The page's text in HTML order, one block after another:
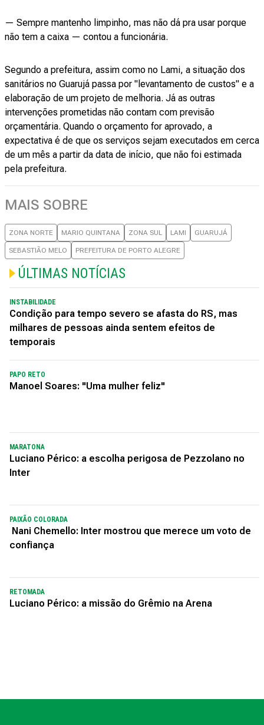
— Sempre mantenho limpinho, mas não dá pra usar porque
não tem a caixa — contou a funcionária.
Segundo a prefeitura, assim como no Lami, a situação dos
sanitários no Guarujá passa por "levantamento de custos" e a
elaboração de um projeto de melhoria. Já as outras
intervenções prometidas não contam com previsão
orçamentária. Quando o orçamento for aprovado, a
expectativa é de que os serviços sejam executados em cerca
de um mês a partir da data de início, que não foi estimada
pela prefeitura.
MAIS SOBRE
ZONA NORTE MARIO QUINTANA ZONA SUL LAMI GUARUJÁ
SEBASTIÃO MELO PREFEITURA DE PORTO ALEGRE
ÚLTIMAS NOTÍCIAS
INSTABILIDADE
Condição para tempo severo se afasta do RS, mas
milhares de pessoas ainda sentem efeitos de
temporais
PAPO RETO
Manoel Soares: "Uma mulher feliz"
MARATONA
Luciano Périco: a escolha perigosa de Pezzolano no
Inter
PAIXÃO COLORADA
Nani Chemello: Inter mostrou que merece um voto de
confiança
RETOMADA
Luciano Périco: a missão do Grêmio na Arena